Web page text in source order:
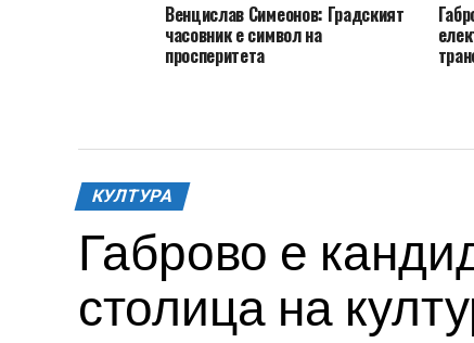
Венцислав Симеонов: Градският
часовник е символ на
просперитета
КУЛТУРА
Габрово е
столица на